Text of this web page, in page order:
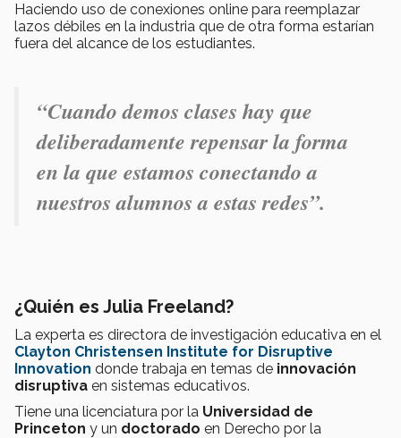
Haciendo uso de conexiones online para reemplazar
lazos débiles en la industria que de otra forma estarían
fuera del alcance de los estudiantes.
“Cuando demos clases hay que
deliberadamente repensar la forma
en la que estamos conectando a
nuestros alumnosa estas redes”.
¿Quién es Julia Freeland?
La experta es directora de investigación educativa en el
Clayton Christensen Institute for Disruptive
Innovation donde trabaja en temas de innovación
disruptiva en sistemas educativos.
Tiene una licenciatura por la Universidad de
Princeton y un doctorado en Derecho por la